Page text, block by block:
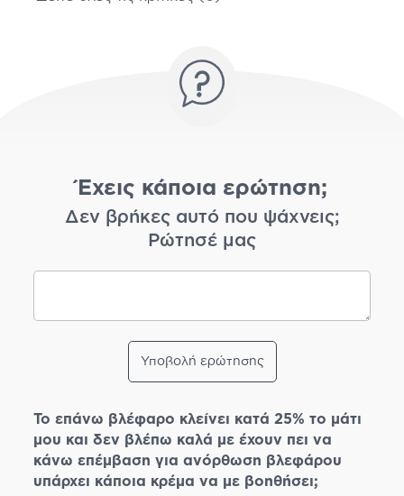
Έχεις κάποια ερώτηση;
Δεν βρήκες αυτό που ψάχνεις;
Ρώτησέ μας
Υποβολή ερώτησης
Το επάνω βλέφαρο κλείνει κατά 25% το μάτι
μου και δεν βλέπω καλά με έχουν πει να
κάνω επέμβαση για ανόρθωση βλεφάρου
υπάρχει κάποια κρέμα να με βοηθήσει;